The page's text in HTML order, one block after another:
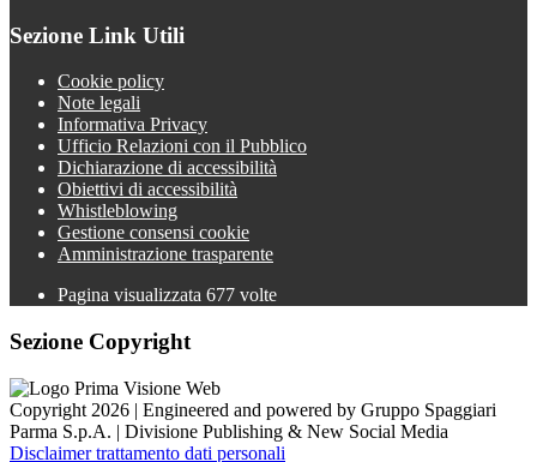
Sezione Link Utili
Cookie policy
Note legali
Informativa Privacy
Ufficio Relazioni con il Pubblico
Dichiarazione di accessibilità
Obiettivi di accessibilità
Whistleblowing
Gestione consensi cookie
Amministrazione trasparente
Pagina visualizzata 677 volte
Sezione Copyright
Copyright 2026 | Engineered and powered by Gruppo Spaggiari
Parma S.p.A. | Divisione Publishing & New Social Media
Disclaimer trattamento dati personali